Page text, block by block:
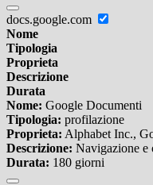
docs.google.com
Nome
Tipologia
Proprieta
Descrizione
Durata
Nome: Google Documenti
Tipologia: profilazione
Proprieta: Alphabet Inc.,
Descrizione: Navigazione e
Durata: 180 giorni